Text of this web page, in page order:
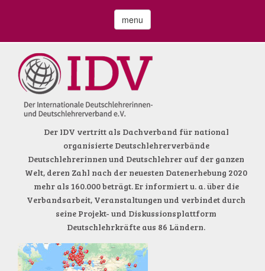
menu
Der IDV vertritt als Dachverband für national
organisierte Deutschlehrerverbände
Deutschlehrerinnen und Deutschlehrer auf der ganzen
Welt, deren Zahl nach der neuesten Datenerhebung 2020
mehr als 160.000 beträgt. Er informiert u. a. über die
Verbandsarbeit, Veranstaltungen und verbindet durch
seine Projekt- und Diskussionsplattform
Deutschlehrkräfte aus 86 Ländern.